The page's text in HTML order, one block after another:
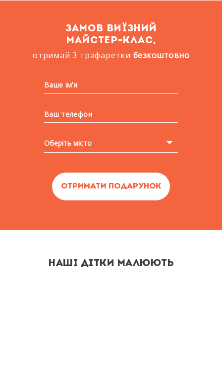
ЗАМОВ ВИЇЗНИЙ
МАЙСТЕР-КЛАС,
отримай 3 трафаретки безкоштовно
Оберіть місто
НАШІ ДІТКИ МАЛЮЮТЬ